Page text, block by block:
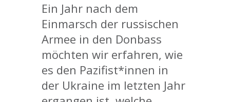
Ein Jahr nach dem
Einmarsch der russischen
Armee in den Donbass
möchten wir erfahren, wie
es den Pazifist*innen in
der Ukraine im letzten Jahr